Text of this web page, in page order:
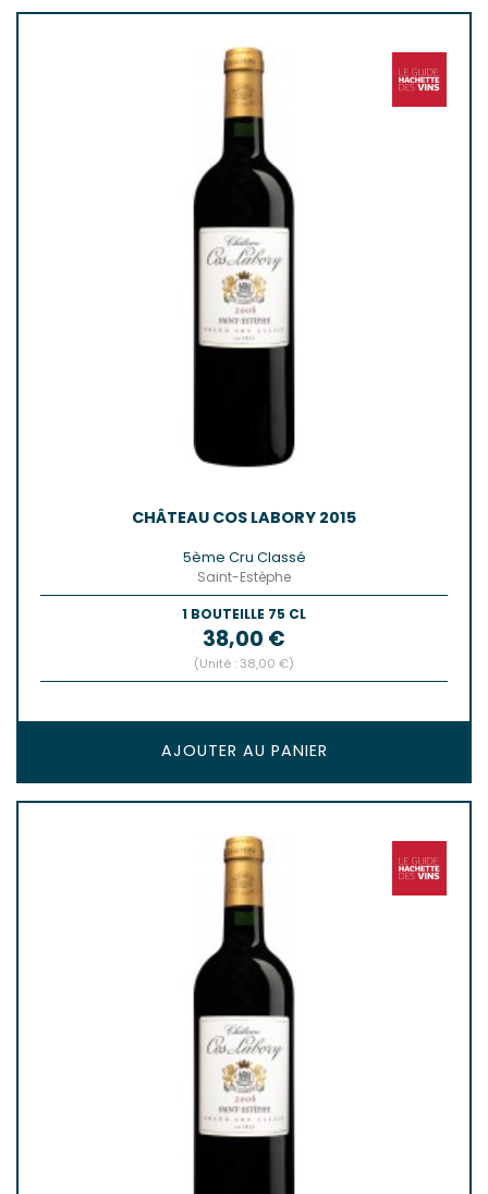
CHÂTEAU COS LABORY 2015
5ème Cru Classé
Saint-Estèphe
1 BOUTEILLE 75 CL
Prix
38,00 €
(Unité : 38,00 €)
AJOUTER AU PANIER